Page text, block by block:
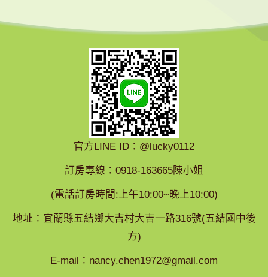
官方LINE ID：@lucky0112
訂房專線：0918-163665陳小姐
(電話訂房時間:上午10:00~晚上10:00)
地址：宜蘭縣五結鄉大吉村大吉一路316號(五結國中後
方)
E-mail： nancy.chen1972@gmail.com